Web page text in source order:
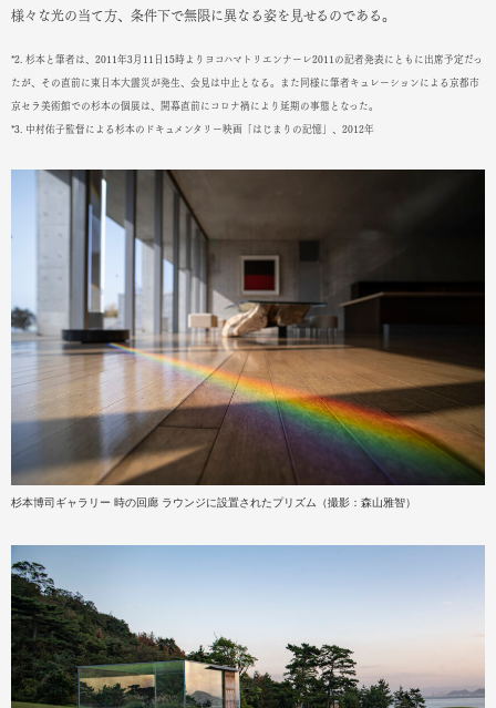
様々な光の当て方、条件下で無限に異なる姿を見せるのである。
*2. 杉本と筆者は、2011年3月11日15時よりヨコハマトリエンナーレ2011の記者発表にともに出席予定だっ
たが、その直前に東日本大震災が発生、会見は中止となる。また同様に筆者キュレーションによる京都市
京セラ美術館での杉本の個展は、開幕直前にコロナ禍により延期の事態となった。
*3. 中村佑子監督による杉本のドキュメンタリー映画「はじまりの記憶」、2012年
杉本博司ギャラリー 時の回廊 ラウンジに設置されたプリズム（撮影：森山雅智）